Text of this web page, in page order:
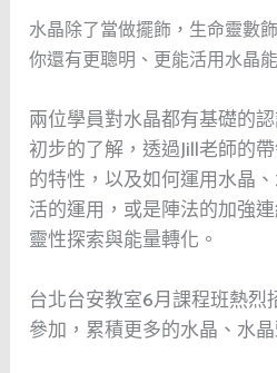
水晶除了當做擺飾，生命靈數
你還有更聰明、更能活用水晶
兩位學員對水晶都有基礎的
初步的了解，透過Jill老師的
的特性，以及如何運用水晶
活的運用，或是陣法的加強
靈性探索與能量轉化。
台北台安教室6月課程班熱烈
參加，累積更多的水晶、水